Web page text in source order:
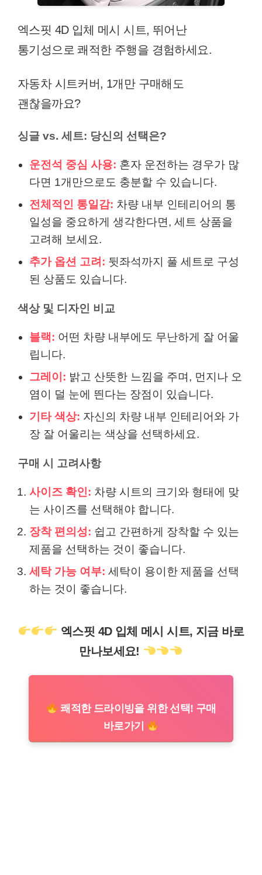
엑스핏 4D 입체 메시 시트, 뛰어난
통기성으로 쾌적한 주행을 경험하세요.
자동차 시트커버, 1개만 구매해도
괜찮을까요?
싱글 vs. 세트: 당신의 선택은?
운전석 중심 사용: 혼자 운전하는 경우가 많
다면 1개만으로도 충분할 수 있습니다.
전체적인 통일감: 차량 내부 인테리어의 통
일성을 중요하게 생각한다면, 세트 상품을
고려해 보세요.
추가 옵션 고려: 뒷좌석까지 풀 세트로 구성
된 상품도 있습니다.
색상 및 디자인 비교
블랙: 어떤 차량 내부에도 무난하게 잘 어울
립니다.
그레이: 밝고 산뜻한 느낌을 주며, 먼지나 오
염이 덜 눈에 띈다는 장점이 있습니다.
기타 색상: 자신의 차량 내부 인테리어와 가
장 잘 어울리는 색상을 선택하세요.
구매 시 고려사항
사이즈 확인: 차량 시트의 크기와 형태에 맞
는 사이즈를 선택해야 합니다.
장착 편의성: 쉽고 간편하게 장착할 수 있는
제품을 선택하는 것이 좋습니다.
세탁 가능 여부: 세탁이 용이한 제품을 선택
하는 것이 좋습니다.
엑스핏 4D 입체 메시 시트, 지금 바로
만나보세요!
쾌적한 드라이빙을 위한 선택! 구매
바로가기